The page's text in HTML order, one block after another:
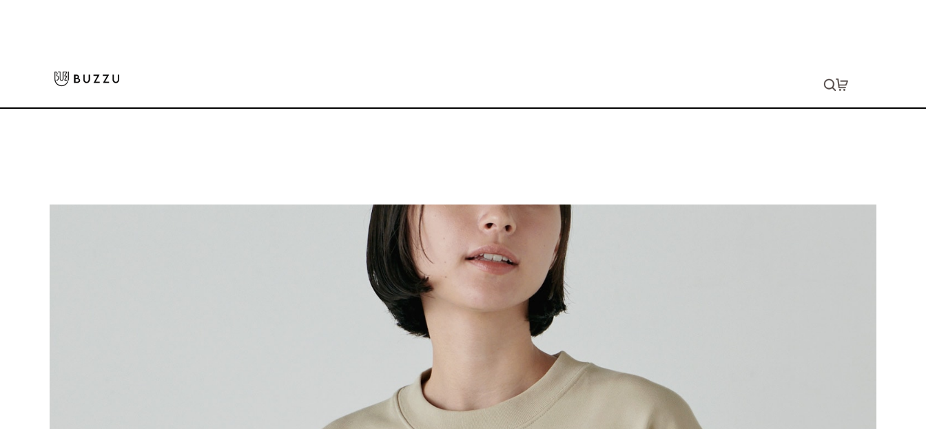
パーカー・スウェット
10.0oz クルーネックスウェット
品番：P-BZ-SW004
¥ 3,300～
プリントありで購入する
豊富なカラバリとサイズ展開！
定番のクルーネックスウェットをオリジナルで。
せっかくなら誰も持っていない、あなただけのオリジナルスウェットを作ってみませ
んか？